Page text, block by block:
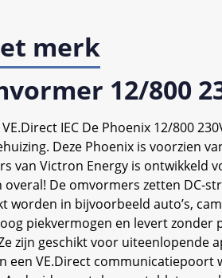
merk
12/800
IEC De Phoenix 12/800
Deze Phoenix is voorzien
van Victron Energy is
De omvormers zetten DC-
worden in bijvoorbeeld auto’s,
piekvermogen en levert
zijn geschikt voor
een VE.Direct